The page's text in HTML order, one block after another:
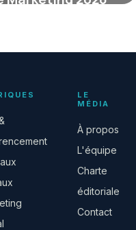
LE
MÉDIA
À propos
L'équipe
Charte
éditoriale
Contact